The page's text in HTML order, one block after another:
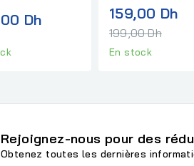
Dh 159,00 Dh
199,00 Dh
En stock
Rejoignez-nous pour des
Obtenez toutes les dernières